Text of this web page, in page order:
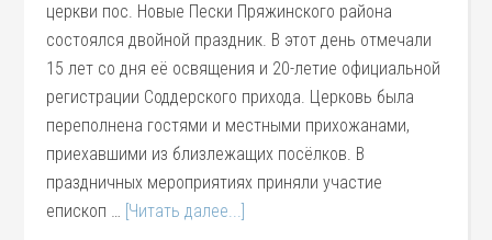
церкви пос. Новые Пески Пряжинского района
состоялся двойной праздник. В этот день отмечали
15 лет со дня её освящения и 20-летие официальной
регистрации Соддерского прихода. Церковь была
переполнена гостями и местными прихожанами,
приехавшими из близлежащих посёлков. В
праздничных мероприятиях приняли участие
епископ … [Читать далее...]